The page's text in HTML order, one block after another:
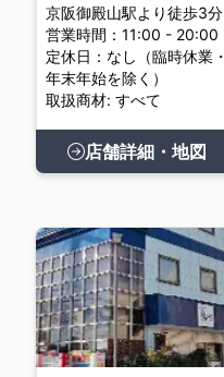
京阪御殿山駅より徒歩3分
営業時間：11:00 - 20:00
定休日：なし（臨時休業・
年末年始を除く）
取扱商材: すべて
店舗詳細・地図